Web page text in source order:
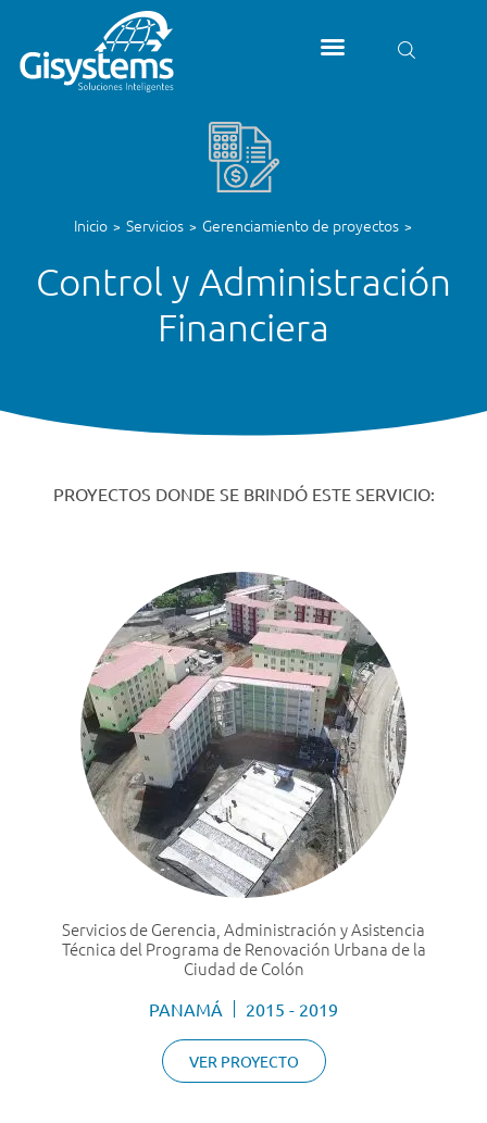
Inicio > Servicios > Gerenciamiento de proyectos >
Control y Administración
Financiera
PROYECTOS DONDE SE BRINDÓ ESTE SERVICIO:
Servicios de Gerencia, Administración y Asistencia
Técnica del Programa de Renovación Urbana de la
Ciudad de Colón
PANAMÁ 2015 - 2019
VER PROYECTO